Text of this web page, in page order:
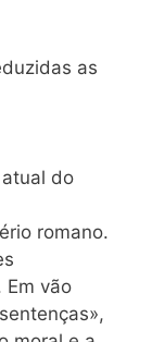
as
do
romano.
Em vão